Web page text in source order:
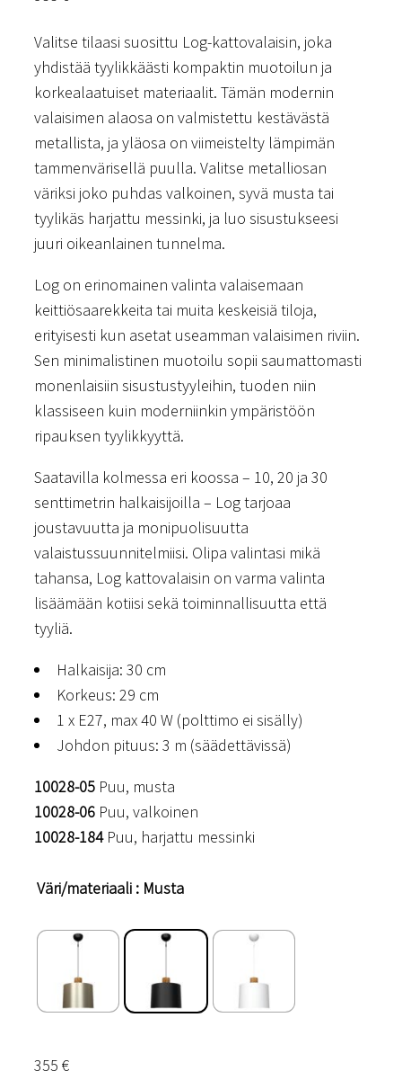
Valitse tilaasi suosittu Log-kattovalaisin, joka
yhdistää tyylikkäästi kompaktin muotoilun ja
korkealaatuiset materiaalit. Tämän modernin
valaisimen alaosa on valmistettu kestävästä
metallista, ja yläosa on viimeistelty lämpimän
tammenvärisellä puulla. Valitse metalliosan
väriksi joko puhdas valkoinen, syvä musta tai
tyylikäs harjattu messinki, ja luo sisustukseesi
juuri oikeanlainen tunnelma.
Log on erinomainen valinta valaisemaan
keittiösaarekkeita tai muita keskeisiä tiloja,
erityisesti kun asetat useamman valaisimen riviin.
Sen minimalistinen muotoilu sopii saumattomasti
monenlaisiin sisustustyyleihin, tuoden niin
klassiseen kuin moderniinkin ympäristöön
ripauksen tyylikkyyttä.
Saatavilla kolmessa eri koossa – 10, 20 ja 30
senttimetrin halkaisijoilla – Log tarjoaa
joustavuutta ja monipuolisuutta
valaistussuunnitelmiisi. Olipa valintasi mikä
tahansa, Log kattovalaisin on varma valinta
lisäämään kotiisi sekä toiminnallisuutta että
tyyliä.
Halkaisija: 30 cm
Korkeus: 29 cm
1 x E27, max 40 W (polttimo ei sisälly)
Johdon pituus: 3 m (säädettävissä)
10028-05 Puu, musta
10028-06 Puu, valkoinen
10028-184Puu, harjattu messinki
Väri/materiaali : Musta
355 €